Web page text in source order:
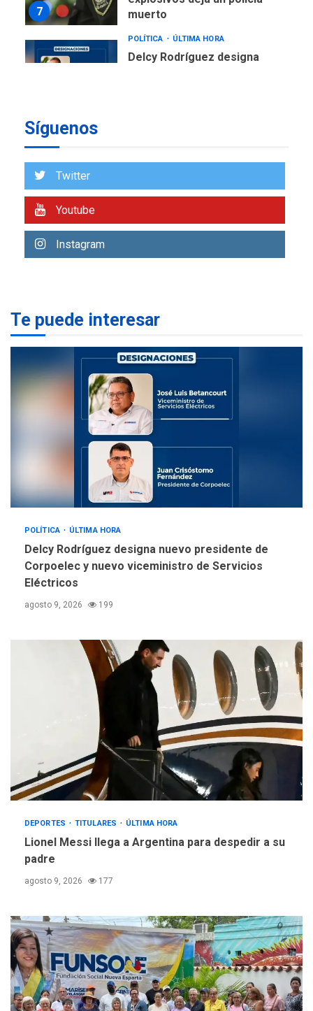
7
muerto
POLÍTICA ÚLTIMA HORA
Delcy Rodríguez designa
2
Argentina para despedir a
Funsone benefició a 46
4
REGIONALES
llevar a problemas
sanitarios y asumirse como
problema de orden público
REGIONALES
Alcaldía de Mariño climatiza
Núcleo del Sistema de
Orquestas Porlamar
Síguenos
Twitter
Youtube
Instagram
Te puede interesar
POLÍTICA ÚLTIMA HORA
Delcy Rodríguez designa nuevo presidente de
Corpoelec y nuevo viceministro de Servicios
Eléctricos
agosto 9, 2026 199
DEPORTES TITULARES ÚLTIMA HORA
Lionel Messi llega a Argentina para despedir a su
padre
agosto 9, 2026 177